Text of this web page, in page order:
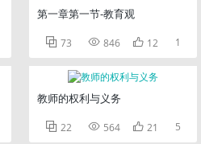
第一章第一节-教育观
 73  846  12 1
教师的权利与义务
 22  564  21 5